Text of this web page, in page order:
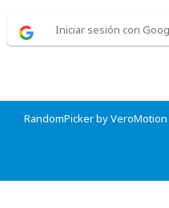
Iniciar sesión con
RandomPicker by